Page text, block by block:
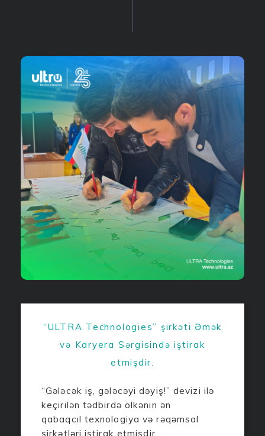
“ULTRA Technologies” şirkəti Əmək
və Karyera Sərgisində iştirak
etmişdir.
“Gələcək iş, gələcəyi dəyiş!” devizi ilə
keçirilən tədbirdə ölkənin ən
qabaqcıl texnologiya və rəqəmsal
şirkətləri iştirak etmişdir.